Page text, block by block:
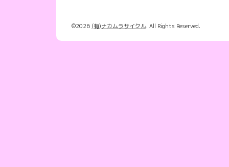
©2026 (有)ナカムラサイクル. All Rights Reserved.